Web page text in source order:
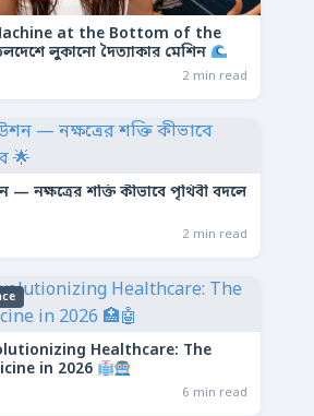
at the Bottom of the
লুকানো দৈত্যাকার মেশিন
2 min read
— নক্ষত্রের শক্তি কীভাবে পৃথিবী বদলে
2 min read
Healthcare: The
in 2026
6 min read